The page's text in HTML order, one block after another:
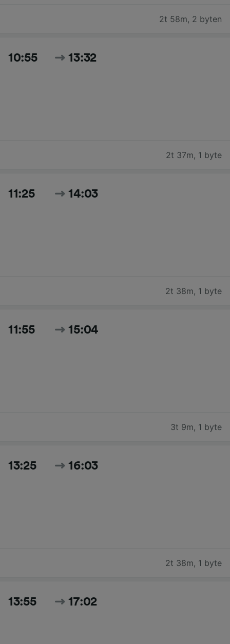
2t 58m, 2 byten
10:55 13:32
2t 37m, 1 byte
11:25 14:03
2t 38m, 1 byte
11:55 15:04
3t 9m, 1 byte
13:25 16:03
2t 38m, 1 byte
13:55 17:02